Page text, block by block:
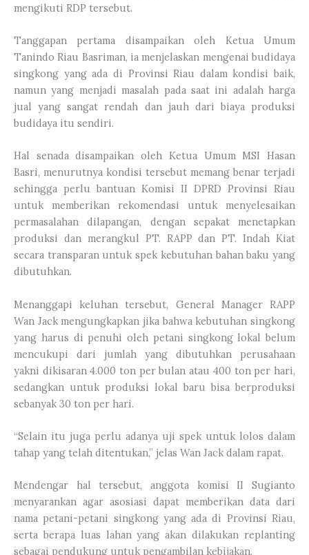
mengikuti RDP tersebut.
Tanggapan pertama disampaikan oleh Ketua Umum
Tanindo Riau Basriman, ia menjelaskan mengenai budidaya
singkong yang ada di Provinsi Riau dalam kondisi baik,
namun yang menjadi masalah pada saat ini adalah harga
jual yang sangat rendah dan jauh dari biaya produksi
budidaya itu sendiri.
Hal senada disampaikan oleh Ketua Umum MSI Hasan
Basri, menurutnya kondisi tersebut memang benar terjadi
sehingga perlu bantuan Komisi II DPRD Provinsi Riau
untuk memberikan rekomendasi untuk menyelesaikan
permasalahan dilapangan, dengan sepakat menetapkan
produksi dan merangkul PT. RAPP dan PT. Indah Kiat
secara transparan untuk spek kebutuhan bahan baku yang
dibutuhkan.
Menanggapi keluhan tersebut, General Manager RAPP
Wan Jack mengungkapkan jika bahwa kebutuhan singkong
yang harus di penuhi oleh petani singkong lokal belum
mencukupi dari jumlah yang dibutuhkan perusahaan
yakni dikisaran 4.000 ton per bulan atau 400 ton per hari,
sedangkan untuk produksi lokal baru bisa berproduksi
sebanyak 30 ton per hari.
“Selain itu juga perlu adanya uji spek untuk lolos dalam
tahap yang telah ditentukan,” jelas Wan Jack dalam rapat.
Mendengar hal tersebut, anggota komisi II Sugianto
menyarankan agar asosiasi dapat memberikan data dari
nama petani-petani singkong yang ada di Provinsi Riau,
serta berapa luas lahan yang akan dilakukan replanting
sebagai pendukung untuk pengambilan kebijakan.